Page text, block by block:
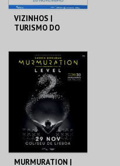
VIZINHOS |
TURISMO DO
COLISEU DE LISBOA
MAIS INFO
COMPRAR
MURMURATION |